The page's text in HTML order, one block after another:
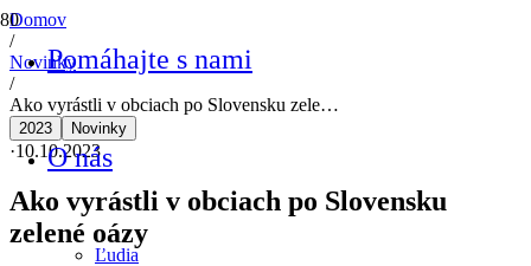
Pomáhajte s nami
O nás
Ľudia
Domov
/
Novinky
/
Ako vyrástli v obciach po Slovensku zele…
2023 Novinky
·10.10.2023
Ako vyrástli v obciach po Slovensku
zelené oázy